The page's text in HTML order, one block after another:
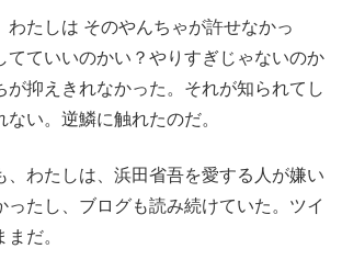
わたしは そのやんちゃが許せなかっ
てていいのかい？やりすぎじゃないのか
が抑えきれなかった。それが知られてし
ない。逆鱗に触れたのだ。
、わたしは、浜田省吾を愛する人が嫌い
ったし、ブログも読み続けていた。ツイ
だ。